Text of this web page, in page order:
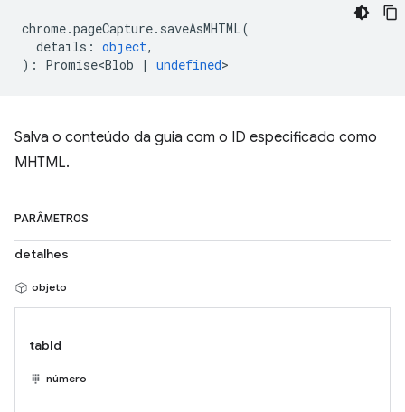
chrome.pageCapture. saveAsMHTML(
details : object,
) : Promise<Blob | undefined>
Salva o conteúdo da guia com o ID especificado como
MHTML.
PARÂMETROS
detalhes
objeto
tabId
número